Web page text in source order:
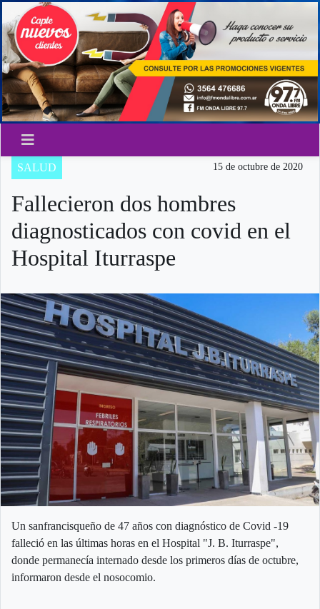
SALUD 15 de octubre de 2020
Fallecieron dos hombres
diagnosticados con covid en el
Hospital Iturraspe
Un sanfrancisqueño de 47 años con diagnóstico de Covid -19
falleció en las últimas horas en el Hospital "J. B. Iturraspe",
donde permanecía internado desde los primeros días de octubre,
informaron desde el nosocomio.